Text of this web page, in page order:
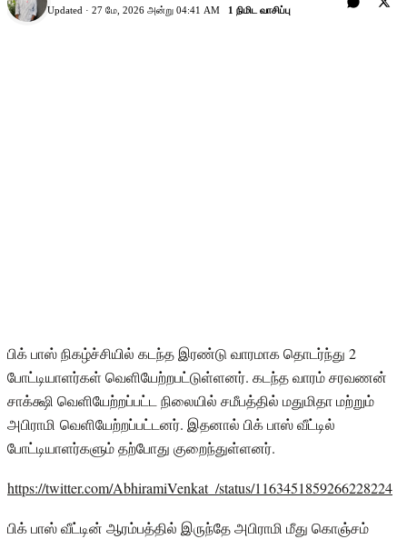
Updated · 27 மே, 2026 அன்று 04:41 AM 1 நிமிட வாசிப்பு
பிக் பாஸ் நிகழ்ச்சியில் கடந்த இரண்டு வாரமாக தொடர்ந்து 2
போட்டியாளர்கள் வெளியேற்றபட்டுள்ளனர். கடந்த வாரம் சரவணன்
சாக்க்ஷி வெளியேற்றப்பட்ட நிலையில் சமீபத்தில் மதுமிதா மற்றும்
அபிராமி வெளியேற்றப்பட்டனர். இதனால் பிக் பாஸ் வீட்டில்
போட்டியாளர்களும் தற்போது குறைந்துள்ளனர்.
https://twitter.com/AbhiramiVenkat_/status/1163451859266228224
பிக் பாஸ் வீட்டின் ஆரம்பத்தில் இருந்தே அபிராமி மீது கொஞ்சம்